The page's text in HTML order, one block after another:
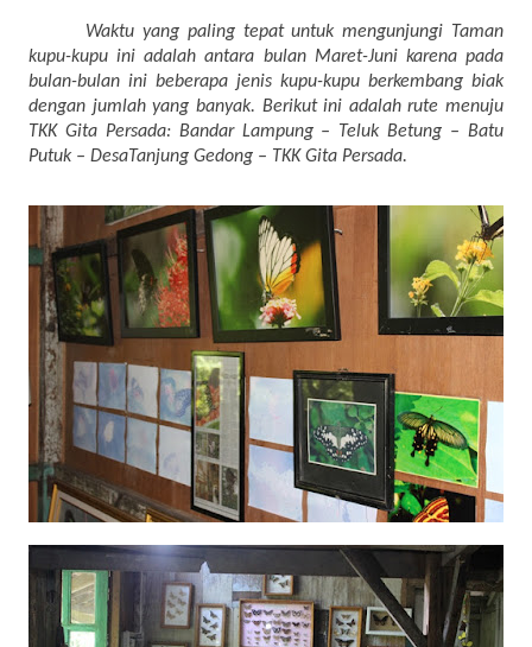
Waktu yang paling tepat untuk mengunjungi Taman
kupu-kupu ini adalah antara bulan Maret-Juni karena pada
bulan-bulan ini beberapa jenis kupu-kupu berkembang biak
dengan jumlah yang banyak. Berikut ini adalah rute menuju
TKK Gita Persada: Bandar Lampung – Teluk Betung – Batu
Putuk – DesaTanjung Gedong – TKK Gita Persada.